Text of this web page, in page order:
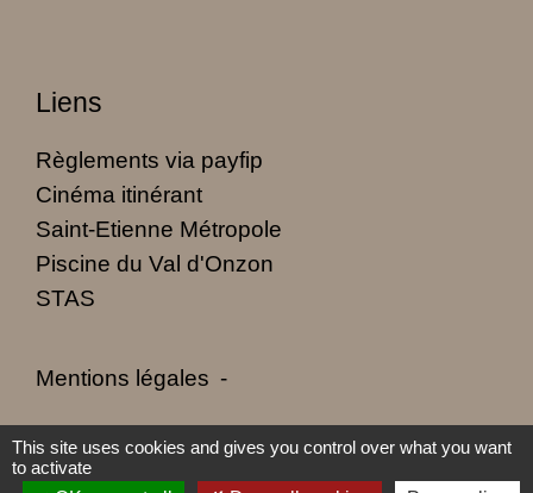
Liens
Règlements via payfip
Cinéma itinérant
Saint-Etienne Métropole
Piscine du Val d'Onzon
STAS
Mentions légales -
Politique de confidentialité - Accessibilité -
This site uses cookies and gives you control over what you want
to activate